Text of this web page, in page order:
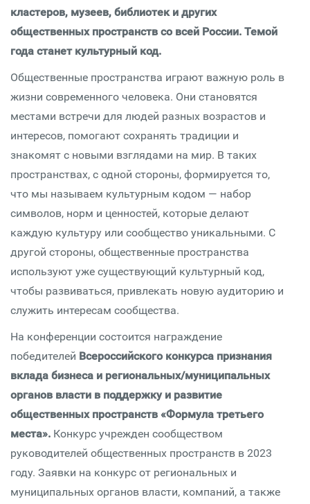
кластеров, музеев, библиотек и других
общественных пространств со всей России. Темой
года станет культурный код.
Общественные пространства играют важную роль в
жизни современного человека. Они становятся
местами встречи для людей разных возрастов и
интересов, помогают сохранять традиции и
знакомят с новыми взглядами на мир. В таких
пространствах, с одной стороны, формируется то,
что мы называем культурным кодом — набор
символов, норм и ценностей, которые делают
каждую культуру или сообщество уникальными. С
другой стороны, общественные пространства
используют уже существующий культурный код,
чтобы развиваться, привлекать новую аудиторию и
служить интересам сообщества.
На конференции состоится награждение
победителей Всероссийского конкурса признания
вклада бизнеса и региональных/муниципальных
органов власти в поддержку и развитие
общественных пространств «Формула третьего
места». Конкурс учрежден сообществом
руководителей общественных пространств в 2023
году. Заявки на конкурс от региональных и
муниципальных органов власти, компаний, а также